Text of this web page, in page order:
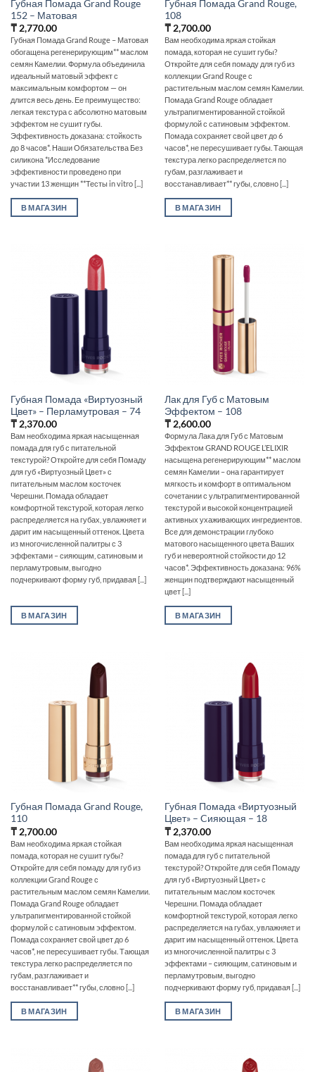
Губная Помада Grand Rouge
152 – Матовая
₸2,770.00
Губная Помада Grand Rouge – Матовая
обогащена регенерирующим** маслом
семян Камелии. Формула объединила
идеальный матовый эффект с
максимальным комфортом — он
длится весь день. Ее преимущество:
легкая текстура с абсолютно матовым
эффектом не сушит губы.
Эффективность доказана: стойкость
до 8 часов*. Наши Обязательства Без
силикона *Исследование
эффективности проведено при
участии 13 женщин **Тесты in vitro [...]
В МАГАЗИН
Губная Помада Grand Rouge,
108
₸2,700.00
Вам необходима яркая стойкая
помада, которая не сушит губы?
Откройте для себя помаду для губ из
коллекции Grand Rouge с
растительным маслом семян Камелии.
Помада Grand Rouge обладает
ультрапигментированной стойкой
формулой с сатиновым эффектом.
Помада сохраняет свой цвет до 6
часов*, не пересушивает губы. Тающая
текстура легко распределяется по
губам, разглаживает и
восстанавливает** губы, словно [...]
В МАГАЗИН
Губная Помада «Виртуозный
Цвет» – Перламутровая – 74
₸2,370.00
Вам необходима яркая насыщенная
помада для губ с питательной
текстурой? Откройте для себя Помаду
для губ «Виртуозный Цвет» с
питательным маслом косточек
Черешни. Помада обладает
комфортной текстурой, которая легко
распределяется на губах, увлажняет и
дарит им насыщенный оттенок. Цвета
из многочисленной палитры с 3
эффектами – сияющим, сатиновым и
перламутровым, выгодно
подчеркивают форму губ, придавая [...]
В МАГАЗИН
Лак для Губ с Матовым
Эффектом – 108
₸2,600.00
Формула Лака для Губ с Матовым
Эффектом GRAND ROUGE L’ELIXIR
насыщена регенерирующим** маслом
семян Камелии – она гарантирует
мягкость и комфорт в оптимальном
сочетании с ультрапигментированной
текстурой и высокой концентрацией
активных ухаживающих ингредиентов.
Все для демонстрации глубоко
матового насыщенного цвета Ваших
губ и невероятной стойкости до 12
часов*. Эффективность доказана: 96%
женщин подтверждают насыщенный
цвет [...]
В МАГАЗИН
Губная Помада Grand Rouge,
110
₸2,700.00
Вам необходима яркая стойкая
помада, которая не сушит губы?
Откройте для себя помаду для губ из
коллекции Grand Rouge с
растительным маслом семян Камелии.
Помада Grand Rouge обладает
ультрапигментированной стойкой
формулой с сатиновым эффектом.
Помада сохраняет свой цвет до 6
часов*, не пересушивает губы. Тающая
текстура легко распределяется по
губам, разглаживает и
восстанавливает** губы, словно [...]
В МАГАЗИН
Губная Помада «Виртуозный
Цвет» – Cияющая – 18
₸2,370.00
Вам необходима яркая насыщенная
помада для губ с питательной
текстурой? Откройте для себя Помаду
для губ «Виртуозный Цвет» с
питательным маслом косточек
Черешни. Помада обладает
комфортной текстурой, которая легко
распределяется на губах, увлажняет и
дарит им насыщенный оттенок. Цвета
из многочисленной палитры с 3
эффектами – сияющим, сатиновым и
перламутровым, выгодно
подчеркивают форму губ, придавая [...]
В МАГАЗИН